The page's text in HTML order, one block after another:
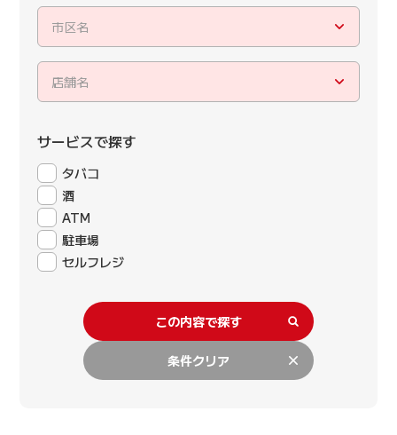
市区名
店舗名
サービスで探す
タバコ
酒
ATM
駐車場
セルフレジ
この内容で探す
条件クリア